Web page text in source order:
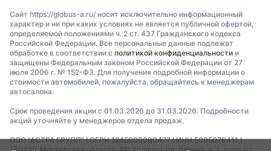
Сайт https://globus-a.ru/ носит исключительно информационный
характер и ни при каких условиях не является публичной офертой,
определяемой положениями ч. 2 ст. 437 Гражданского кодекса
Российской Федерации. Все персональные данные подлежат
обработке в соответствии с политикой конфиденциальности и
защищены Федеральным законом Российской Федерации от 27
июля 2006 г. № 152-ФЗ. Для получения подробной информации о
стоимости автомобилей, пожалуйста, обращайтесь к менеджерам
автосалона.
Срок проведения акции с 01.03.2026 до 31.03.2026. Подробности
акций уточняйте у менеджеров отдела продаж.
ООО "АСТРА ГРУПП" I ОГРН 1245000090477 I ИНН 5005076411 I